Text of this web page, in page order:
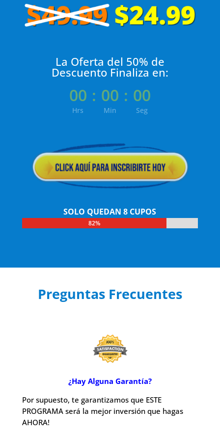
La Oferta del 50% de
Descuento Finaliza en:
00
Hrs
: 00
Min
: 00
Seg
SOLO QUEDAN 8 CUPOS
82%
82%
Preguntas Frecuentes
¿Hay Alguna Garantía?
Por supuesto, te garantizamos que ESTE
PROGRAMA será la mejor inversión que hagas
AHORA!